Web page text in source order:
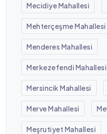
Mecidiye Mahallesi
Mehterçeşme Mahallesi
Menderes Mahallesi
Merkezefendi Mahallesi
Mersincik Mahallesi
Merve Mahallesi
Meşrutiyet Mahallesi